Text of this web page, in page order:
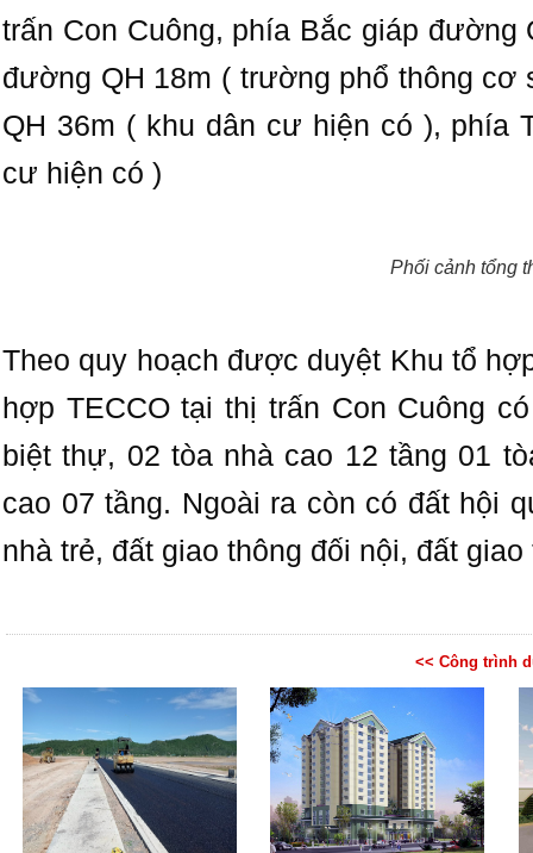
trấn Con Cuông, phía Bắc giáp đường
đường QH 18m ( trường phổ thông
QH 36m ( khu dân cư hiện có ), phía
cư hiện có )
Phối cảnh tổng
Theo quy hoạch được duyệt Khu tổ
hợp TECCO tại thị trấn Con Cuông
biệt thự, 02 tòa nhà cao 12 tầng 01
cao 07 tầng. Ngoài ra còn có đất hội
nhà trẻ, đất giao thông đối nội, đất
<< Công trình